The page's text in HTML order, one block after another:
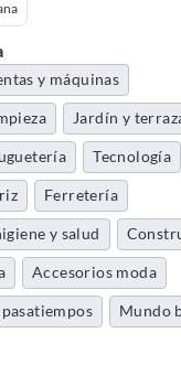
y máquinas
Jardín y
Tecnología
Ferretería
y salud
Accesorios moda
Mundo